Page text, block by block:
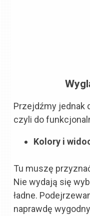
Przejdźmy jednak
czyli do
Kolory i
Tu muszę
Nie wydają się
ładne.
naprawdę